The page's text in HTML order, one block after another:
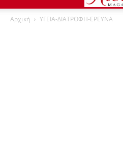
Αρχική ΥΓΕΙΑ-ΔΙΑΤΡΟΦΗ-ΕΡΕΥΝΑ